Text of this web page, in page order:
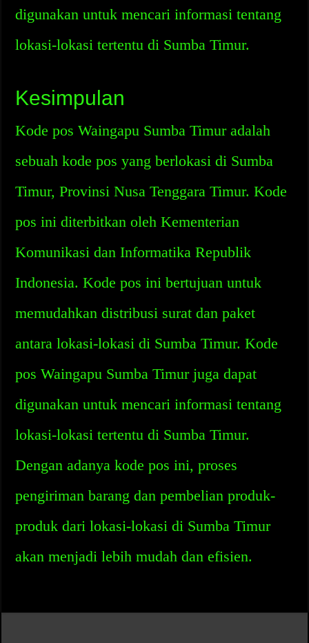
digunakan untuk mencari informasi tentang
lokasi-lokasi tertentu di Sumba Timur.
Kesimpulan
Kode pos Waingapu Sumba Timur adalah
sebuah kode pos yang berlokasi di Sumba
Timur, Provinsi Nusa Tenggara Timur. Kode
pos ini diterbitkan oleh Kementerian
Komunikasi dan Informatika Republik
Indonesia. Kode pos ini bertujuan untuk
memudahkan distribusi surat dan paket
antara lokasi-lokasi di Sumba Timur. Kode
pos Waingapu Sumba Timur juga dapat
digunakan untuk mencari informasi tentang
lokasi-lokasi tertentu di Sumba Timur.
Dengan adanya kode pos ini, proses
pengiriman barang dan pembelian produk-
produk dari lokasi-lokasi di Sumba Timur
akan menjadi lebih mudah dan efisien.